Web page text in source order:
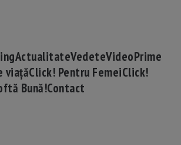
ActualitateVedeteVideoPrime
viațăClick! Pentru FemeiClick!
Bună!Contact